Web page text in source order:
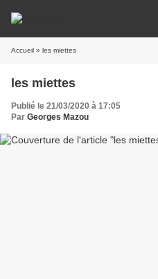
Accueil » les miettes
les miettes
Publié le 21/03/2020 à 17:05
Par Georges Mazou